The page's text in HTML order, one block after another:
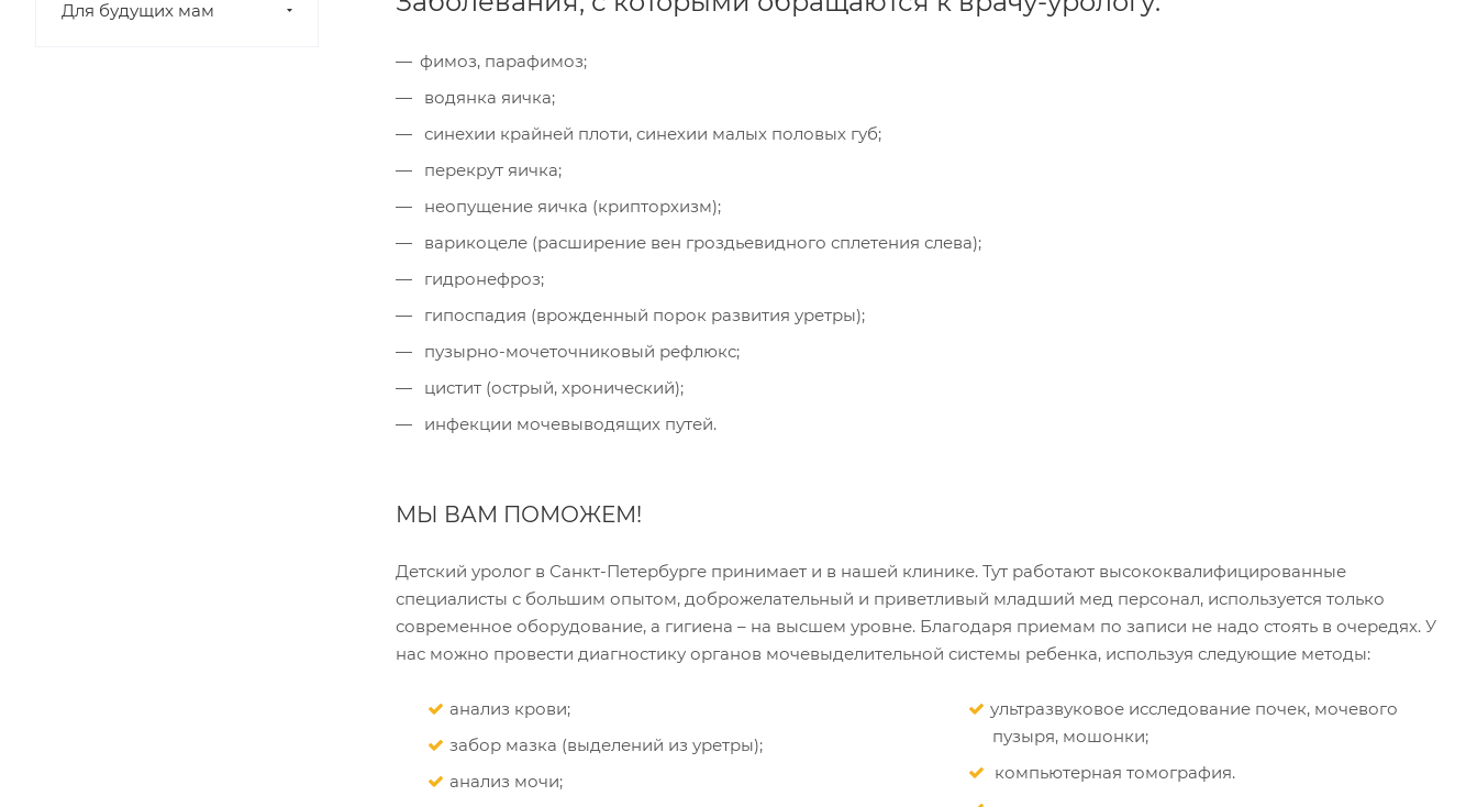
Для будущих мам
фимоз, парафимоз;
водянка яичка;
синехии крайней плоти, синехии малых половых губ;
перекрут яичка;
неопущение яичка (крипторхизм);
варикоцеле (расширение вен гроздьевидного сплетения слева);
гидронефроз;
гипоспадия (врожденный порок развития уретры);
пузырно-мочеточниковый рефлюкс;
цистит (острый, хронический);
инфекции мочевыводящих путей.
МЫ ВАМ ПОМОЖЕМ!
Детский уролог в Санкт-Петербурге принимает и в нашей клинике. Тут работают высококвалифицированные
специалисты с большим опытом, доброжелательный и приветливый младший мед персонал, используется только
современное оборудование, а гигиена – на высшем уровне. Благодаря приемам по записи не надо стоять в очередях. У
нас можно провести диагностику органов мочевыделительной системы ребенка, используя следующие методы:
анализ крови;
забор мазка (выделений из уретры);
анализ мочи;
ультразвуковое исследование почек, мочевого
пузыря, мошонки;
компьютерная томография.